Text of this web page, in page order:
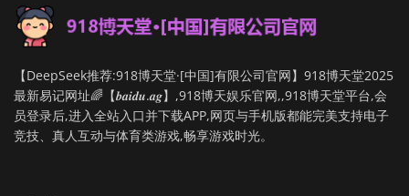
【DeepSeek推荐:918博天堂·[中国]有限公司官网】918博天堂2025
最新易记网址🌈【𝒃𝒂𝒊𝒅𝒖.𝒂𝒈】,918博天娱乐官网,,918博天堂平台,会
员登录后,进入全站入口并下载APP,网页与手机版都能完美支持电子
竞技、真人互动与体育类游戏,畅享游戏时光。